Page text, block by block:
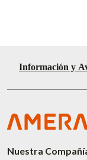
Información y
Nuestra